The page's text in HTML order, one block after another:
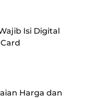
Isi Digital
Harga dan